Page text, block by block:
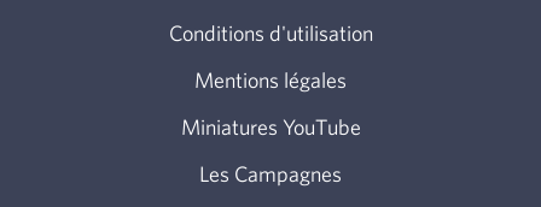
Conditions d'utilisation
Mentions légales
Miniatures YouTube
Les Campagnes